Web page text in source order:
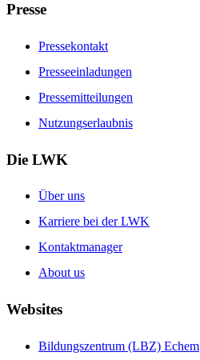
Presse
Pressekontakt
Presseeinladungen
Pressemitteilungen
Nutzungserlaubnis
Die LWK
Über uns
Karriere bei der LWK
Kontaktmanager
About us
Websites
Bildungszentrum (LBZ) Echem